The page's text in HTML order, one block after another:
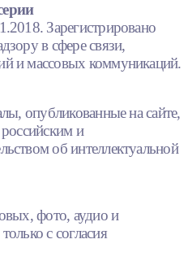
Зарегистрировано
в сфере связи,
и массовых коммуникаций.
опубликованные на сайте,
и
об интеллектуальной
фото, аудио и
с согласия